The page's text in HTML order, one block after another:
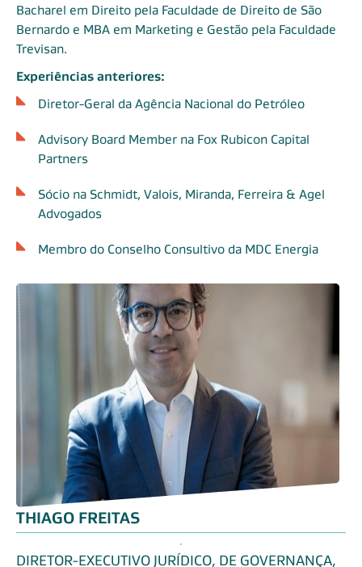
Bacharel em Direito pela Faculdade de Direito de São
Bernardo e MBA em Marketing e Gestão pela Faculdade
Trevisan.
Experiências anteriores:
Diretor-Geral da Agência Nacional do Petróleo
Advisory Board Member na Fox Rubicon Capital
Partners
Sócio na Schmidt, Valois, Miranda, Ferreira & Agel
Advogados
Membro do Conselho Consultivo da MDC Energia
THIAGO FREITAS
DIRETOR-EXECUTIVO JURÍDICO, DE GOVERNANÇA,